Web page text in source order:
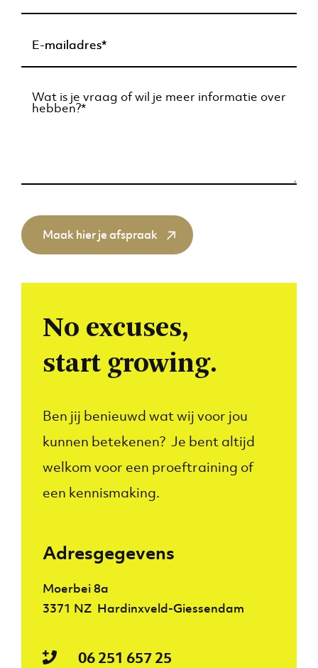
Maak hier je afspraak
No excuses,
start growing.
Ben jij benieuwd wat wij voor jou
kunnen betekenen? Je bent altijd
welkom voor een proeftraining of
een kennismaking.
Adresgegevens
Moerbei 8a
3371 NZ Hardinxveld-Giessendam
06 251 657 25